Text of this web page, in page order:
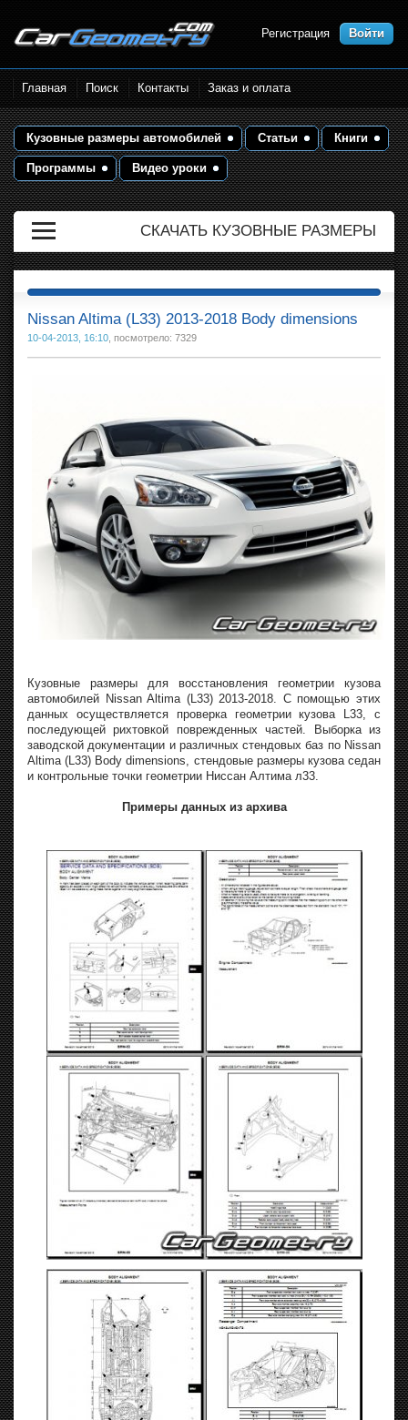
Размеры кузова автомобилей.
Контрольные точки и кузовные
размеры. Геометрия кузова
Регистрация Войти
Главная Поиск Контакты Заказ и оплата
Кузовные размеры автомобилей Статьи Книги
Программы Видео уроки
СКАЧАТЬ КУЗОВНЫЕ РАЗМЕРЫ
Nissan Altima (L33) 2013-2018 Body dimensions
10-04-2013, 16:10 , посмотрело: 7329
Кузовные размеры для восстановления геометрии кузова
автомобилей Nissan Altima (L33) 2013-2018. С помощью этих
данных осуществляется проверка геометрии кузова L33, с
последующей рихтовкой поврежденных частей. Выборка из
заводской документации и различных стендовых баз по Nissan
Altima (L33) Body dimensions, стендовые размеры кузова седан
и контрольные точки геометрии Ниссан Алтима л33.
Примеры данных из архива